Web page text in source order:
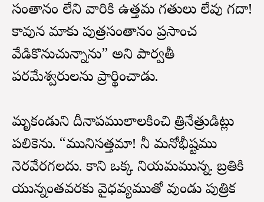
సంతానం లేని వారికి ఉత్తమ గతులు లేవు గదా!
కావున మాకు పుత్రసంతానం ప్రసాదించ
వేడికొనుచున్నాను” అని పార్వతీ
పరమేశ్వరులను ప్రార్థించాడు.
మృకండుని దీనాపములాలకించి త్రినేత్రుడిట్లు
పలికెను. “మునిసత్తమా! నీ మనోభీష్టము
నెరవేరగలదు. కాని ఒక్క నియమమున్నది. బ్రతికి
యున్నంతవరకు వైధవ్యముతో వుండు పుత్రిక